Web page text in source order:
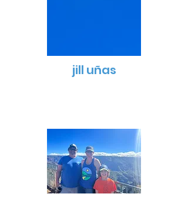
jill uñas